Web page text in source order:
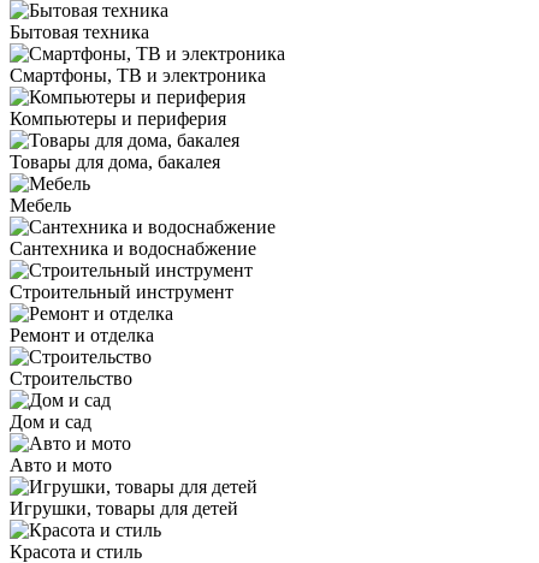
Бытовая техника
Смартфоны, ТВ и электроника
Компьютеры и периферия
Товары для дома, бакалея
Мебель
Сантехника и водоснабжение
Строительный инструмент
Ремонт и отделка
Строительство
Дом и сад
Авто и мото
Игрушки, товары для детей
Красота и стиль